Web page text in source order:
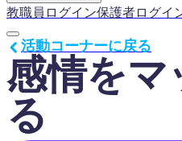
教職員ログイン保護者ログイ
感情をマ
る
活動コーナーに戻る